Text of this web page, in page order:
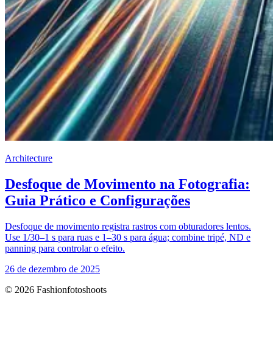
Architecture
Desfoque de Movimento na Fotografia:
Guia Prático e Configurações
Desfoque de movimento registra rastros com obturadores lentos.
Use 1/30–1 s para ruas e 1–30 s para água; combine tripé, ND e
panning para controlar o efeito.
26 de dezembro de 2025
© 2026 Fashionfotoshoots